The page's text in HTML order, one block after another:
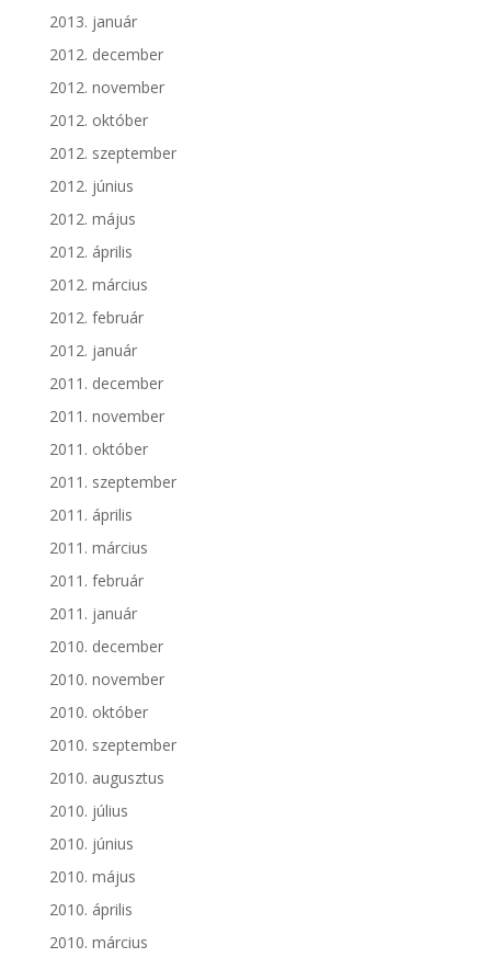
2013. január
2012. december
2012. november
2012. október
2012. szeptember
2012. június
2012. május
2012. április
2012. március
2012. február
2012. január
2011. december
2011. november
2011. október
2011. szeptember
2011. április
2011. március
2011. február
2011. január
2010. december
2010. november
2010. október
2010. szeptember
2010. augusztus
2010. július
2010. június
2010. május
2010. április
2010. március